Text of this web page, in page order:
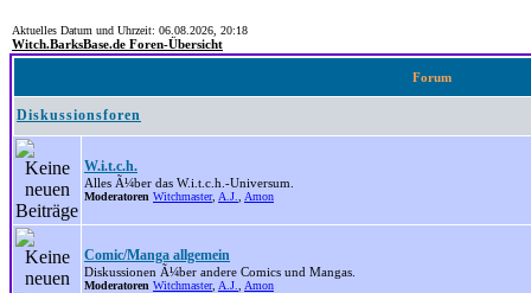
Aktuelles Datum und Uhrzeit: 06.08.2026, 20:18
Witch.BarksBase.de Foren-Übersicht
Forum
Diskussionsforen
W.i.t.c.h.
Alles Ã¼ber das W.i.t.c.h.-Universum.
Moderatoren Witchmaster, A.J. Amon
Comic/Manga allgemein
Diskussionen Ã¼ber andere Comics und Mangas.
Moderatoren Witchmaster, A.J. Amon